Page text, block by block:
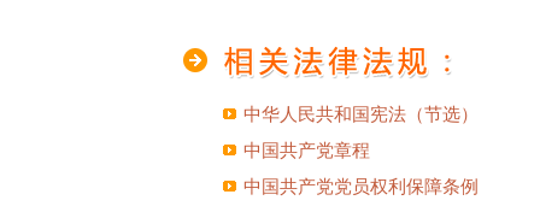
中华人民共和国宪法（节选）
中国共产党章程
中国共产党党员权利保障条例